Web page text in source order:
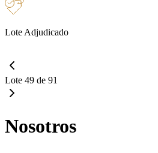
Lote Adjudicado
Lote 49 de 91
Nosotros